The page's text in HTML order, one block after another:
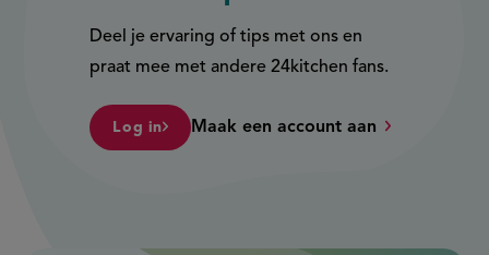
Deel je ervaring of tips met ons en
praat mee met andere 24kitchen fans.
Log in Maak een account aan